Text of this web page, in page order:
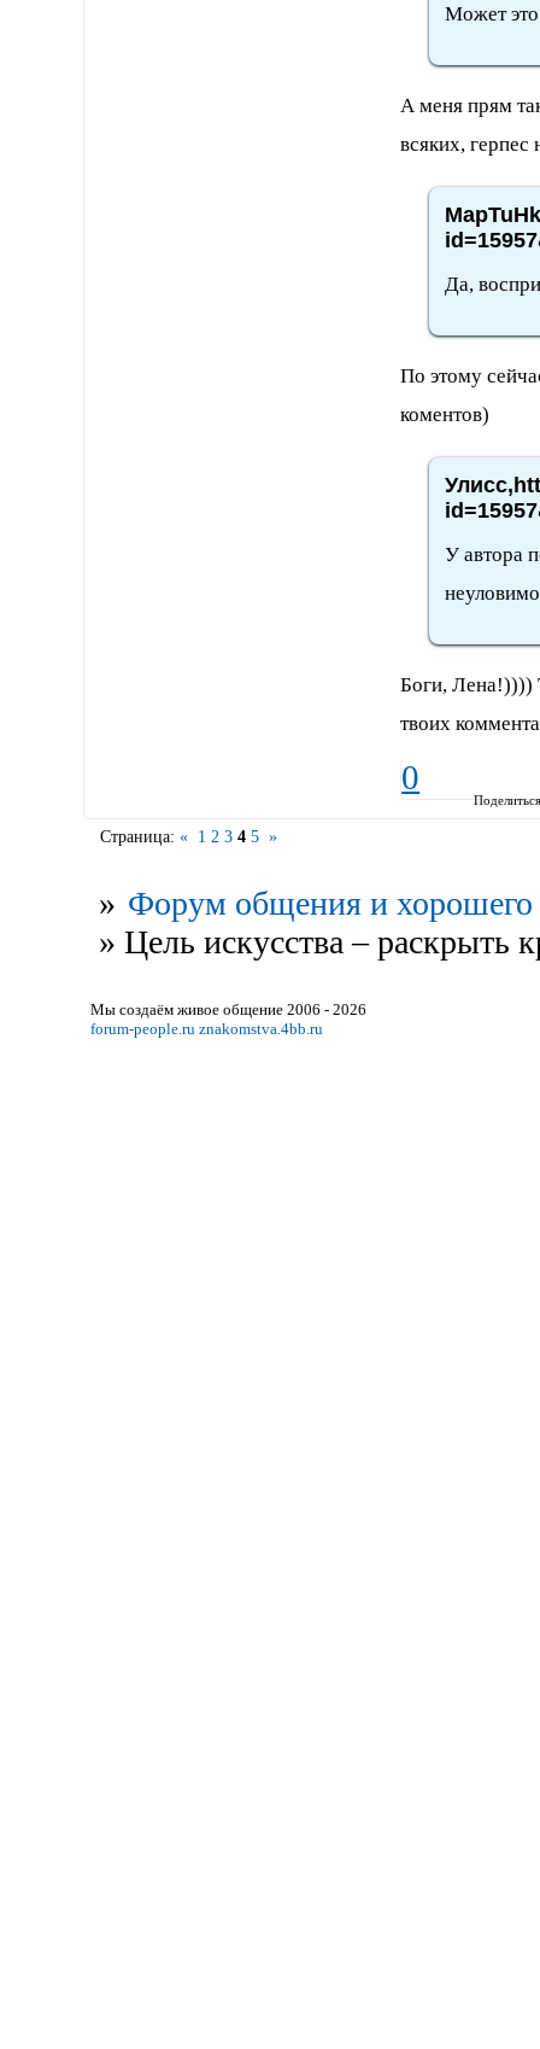
Может
А меня прям
всяких, герпес
Да,
По этому
коментов)
У автора
Боги, Лена!))))
твоих
0
Страница: « 1 2 3 4 5 »
» Форум общения и хорошего
» Цель искусства – раскрыть
Мы создаём живое общение 2006 - 2026
forum-people.ru znakomstva.4bb.ru